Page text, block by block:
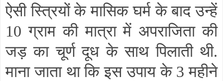
ऐसी स्त्रियों के मासिक घर्म के बाद उन्हें
10 ग्राम की मात्रा में अपराजिता की
जड़ का चूर्ण दूध के साथ पिलाती थी.
माना जाता था कि इस उपाय के 3 महीने